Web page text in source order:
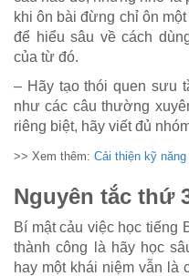
khi ôn bài đừng chỉ ôn
để hiểu sâu về cách
của từ đó.
– Hãy tạo thói quen sưu
như các câu thường
riêng biệt, hãy viết đủ
>> Xem thêm: Cải thiện kỹ
Nguyên tắc thứ
Bí mật cảu việc học tiếng
thành công là hãy học
hay một khái niệm vẫn là